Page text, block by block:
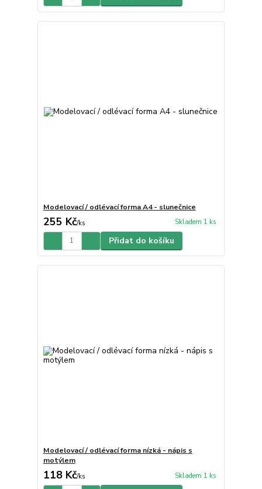
Modelovací / odlévací forma A4 - slunečnice
255 Kč/ks Skladem 1 ks
Přidat do košíku
Modelovací / odlévací forma nízká - nápis s
motýlem
118 Kč/ks Skladem 1 ks